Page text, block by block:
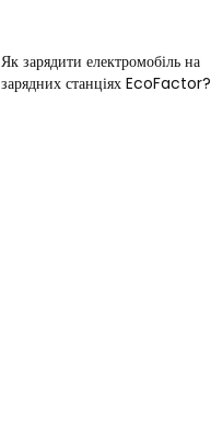
Як зарядити електромобіль на
зарядних станціях EcoFactor?